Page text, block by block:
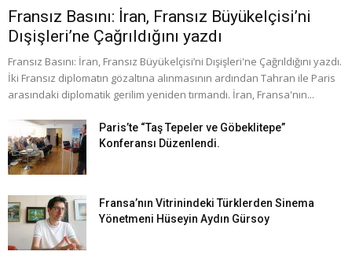
Fransız Basını: İran, Fransız Büyükelçisi’ni
Dışişleri’ne Çağrıldığını yazdı
Fransız Basını: İran, Fransız Büyükelçisi’ni Dışişleri'ne Çağrıldığını yazdı.
İki Fransız diplomatın gözaltına alınmasının ardından Tahran ile Paris
arasındaki diplomatik gerilim yeniden tırmandı. İran, Fransa'nın...
Paris’te “Taş Tepeler ve Göbeklitepe”
Konferansı Düzenlendi.
Fransa’nın Vitrinindeki Türklerden Sinema
Yönetmeni Hüseyin Aydın Gürsoy